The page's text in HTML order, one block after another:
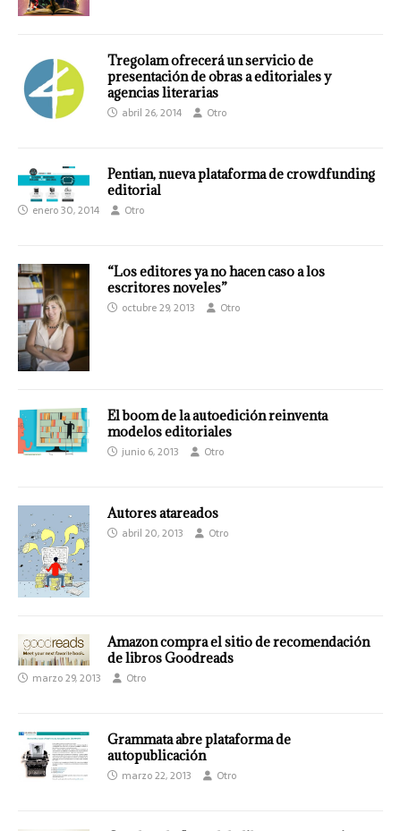
Tregolam ofrecerá un servicio de
presentación de obras a editoriales y
agencias literarias
abril 26, 2014 Otro
Pentian, nueva plataforma de crowdfunding
editorial
enero 30, 2014 Otro
“Los editores ya no hacen caso a los
escritores noveles”
octubre 29, 2013 Otro
El boom de la autoedición reinventa
modelos editoriales
junio 6, 2013 Otro
Autores atareados
abril 20, 2013 Otro
Amazon compra el sitio de recomendación
de libros Goodreads
marzo 29, 2013 Otro
Grammata abre plataforma de
autopublicación
marzo 22, 2013 Otro